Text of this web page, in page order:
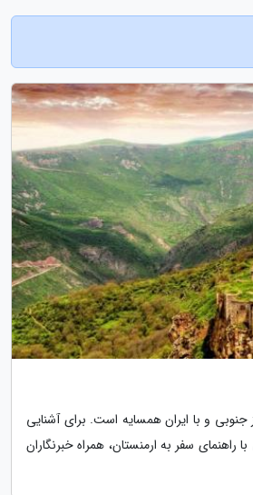
جنوبی و با ایران همسایه است. برای آشنایی
راهنمای سفر به ارمنستان، همراه خبرنگاران